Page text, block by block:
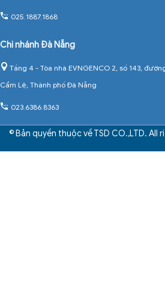
025.1887.1868
Chi nhánh Đà Nẵng
Tầng 4 - Tòa nhà EVNGENCO 2, số 143,
Cẩm Lệ, Thành phố Đà Nẵng
023.6386.8363
© Bản quyền thuộc về TSD CO.,LTD. All